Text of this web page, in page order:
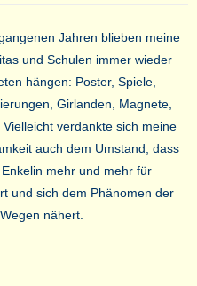
Jahren blieben meine
und Schulen immer wieder
hängen: Poster, Spiele,
Girlanden, Magnete,
verdankte sich meine
auch dem Umstand, dass
mehr und mehr für
und sich dem Phänomen der
nähert.